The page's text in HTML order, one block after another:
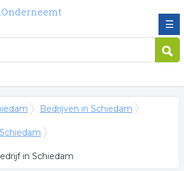
☰
Bedrijven in Schiedam
in Schiedam